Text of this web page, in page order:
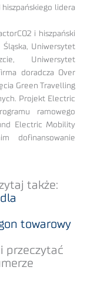
lidera
i hiszpański
Uniwersytet
Uniwersytet
doradcza Over
Green Travelling
Projekt Electric
ramowego
Electric Mobility
dofinansowanie
także:
towarowy
przeczytać